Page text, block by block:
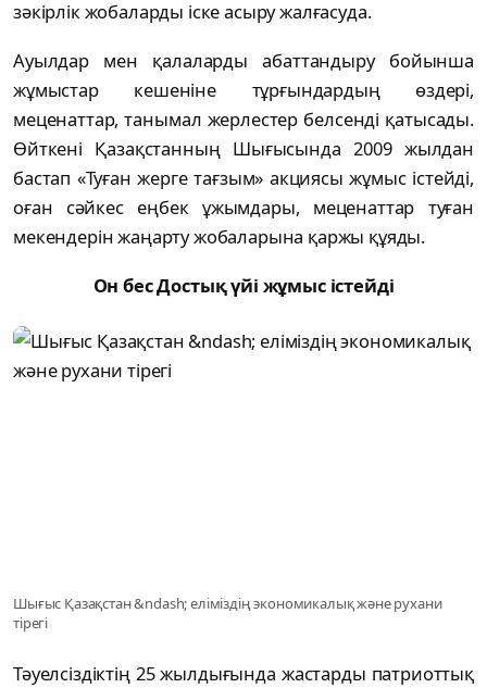
зәкірлік жобаларды іске асыру жалғасуда.
Ауылдар мен қалаларды абаттандыру бойынша
жұмыстар кешеніне тұрғындардың өздері,
меценаттар, танымал жерлестер белсенді қатысады.
Өйткені Қазақстанның Шығысында 2009 жылдан
бастап «Туған жерге тағзым» акциясы жұмыс істейді,
оған сәйкес еңбек ұжымдары, меценаттар туған
мекендерін жаңарту жобаларына қаржы құяды.
Он бес Достық үйі жұмыс істейді
Шығыс Қазақстан &ndash; еліміздің экономикалық және рухани
тірегі
Тәуелсіздіктің 25 жылдығында жастарды патриоттық